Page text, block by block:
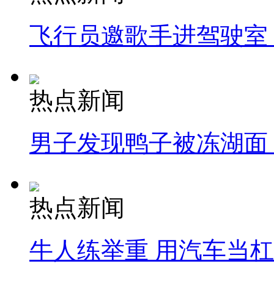
飞行员邀歌手进驾驶
热点新闻
男子发现鸭子被冻湖
热点新闻
牛人练举重 用汽车当